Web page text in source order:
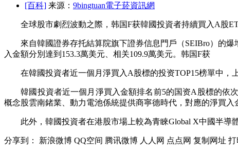
[百科] 来源： 9bingtuan電子菸資訊網
全球股市劇烈波動之際，韩国F获韓國投資者持續買入A股
來自韓國證券存托結算院旗下證券信息門戶（SEIBro）的爆
入金額分別達到153.3萬美元、相关109.9萬美元。韩国F获
在韓國投資者近一個月淨買入A股標的投资TOP15榜單中，
韓國投資者近一個月淨買入金額排名前5的国资A股標的依次
概念股雲南鍺業、動力電池係統提供商寧德時代，對應的淨買入
此外，韓國投資者在港股市場上較為青睞Global X中國半導體
分享到： 新浪微博 QQ空间 腾讯微博 人人网 点点网 复制网址 打